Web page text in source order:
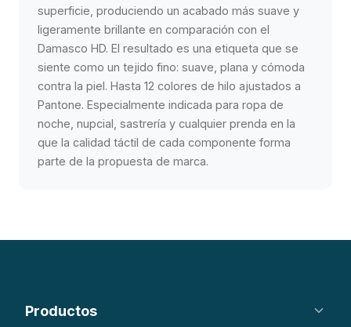
superficie, produciendo un acabado más suave y
ligeramente brillante en comparación con el
Damasco HD. El resultado es una etiqueta que se
siente como un tejido fino: suave, plana y cómoda
contra la piel. Hasta 12 colores de hilo ajustados a
Pantone. Especialmente indicada para ropa de
noche, nupcial, sastrería y cualquier prenda en la
que la calidad táctil de cada componente forma
parte de la propuesta de marca.
Productos